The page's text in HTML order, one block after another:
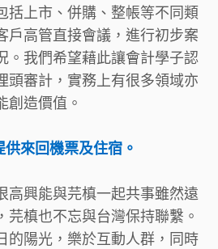
括上市、併購、整帳等不同類
戶高管直接會議，進行初步案
。我們希望藉此讓會計學子認
頭審計，實務上有很多領域亦
創造價值。
來回機票及住宿。
高興能與芫槙一起共事雖然遠
芫槙也不忘與台灣保持聯繫。
的陽光，樂於互動人群，同時